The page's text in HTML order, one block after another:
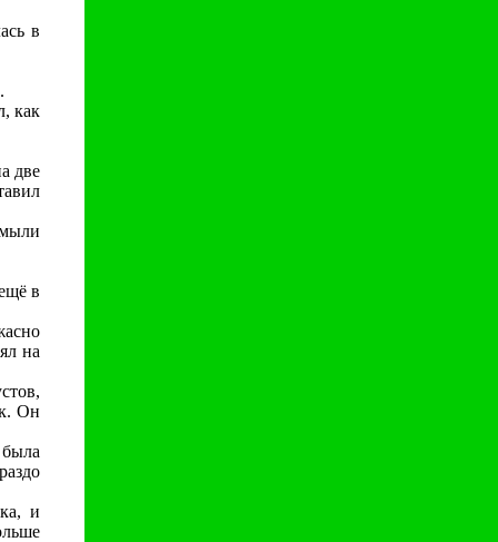
в
как
две
в
на
Он
и